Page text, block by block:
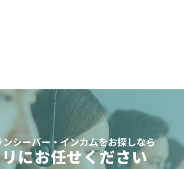
シーバー・インカムをお探しなら
にお任せください